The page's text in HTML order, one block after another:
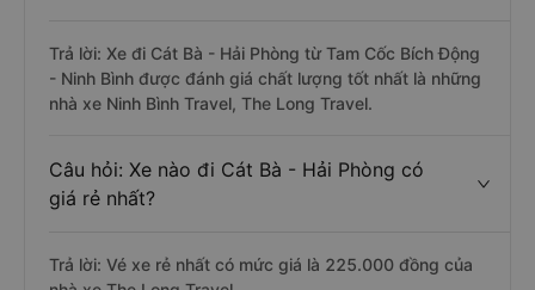
Trả lời: Xe đi Cát Bà - Hải Phòng từ Tam Cốc Bích Động
- Ninh Bình được đánh giá chất lượng tốt nhất là những
nhà xe Ninh Bình Travel, The Long Travel.
Câu hỏi: Xe nào đi Cát Bà - Hải Phòng có
giá rẻ nhất?
Trả lời: Vé xe rẻ nhất có mức giá là 225.000 đồng của